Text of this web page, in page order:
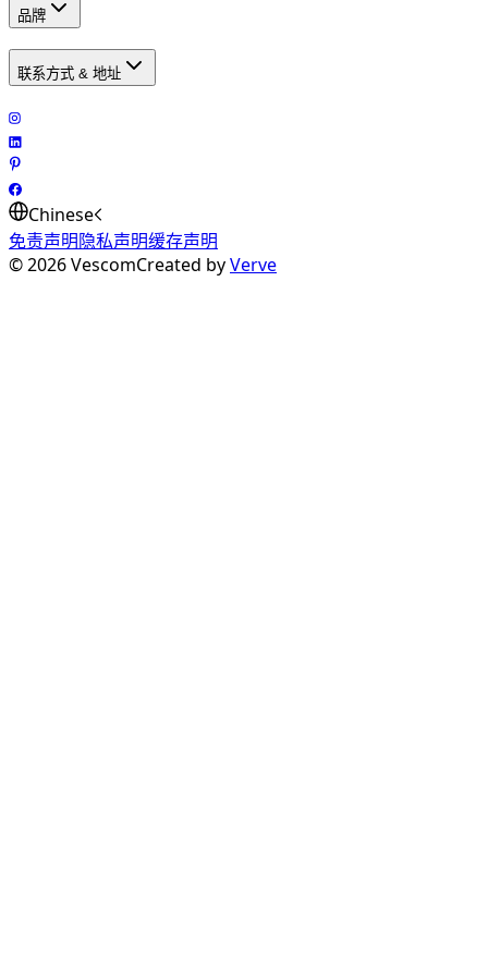
品牌
联系方式 & 地址
Chinese
免责声明隐私声明缓存声明
©2026VescomCreated byVerve